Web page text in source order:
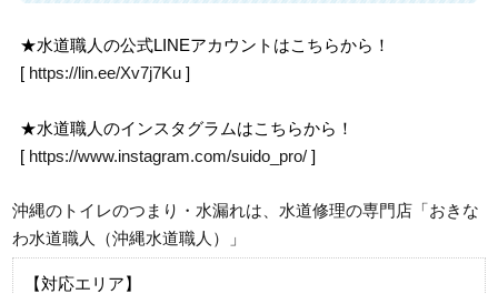
★水道職人の公式LINEアカウントはこちらから！
[ https://lin.ee/Xv7j7Ku ]
★水道職人のインスタグラムはこちらから！
[ https://www.instagram.com/suido_pro/ ]
沖縄のトイレのつまり・水漏れは、水道修理の専門店「おきな
わ水道職人（沖縄水道職人）」
【対応エリア】